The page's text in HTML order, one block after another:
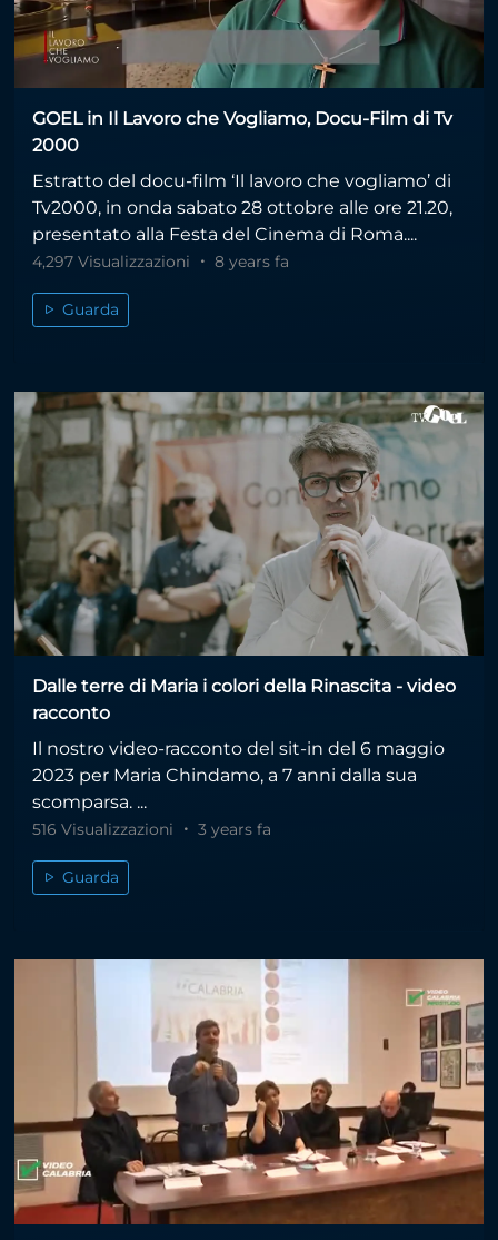
GOEL in Il Lavoro che Vogliamo, Docu-Film di Tv
2000
Estratto del docu-film ‘Il lavoro che vogliamo’ di
Tv2000, in onda sabato 28 ottobre alle ore 21.20,
presentato alla Festa del Cinema di Roma....
4,297 Visualizzazioni 8 years fa
Guarda
Dalle terre di Maria i colori della Rinascita - video
racconto
Il nostro video-racconto del sit-in del 6 maggio
2023 per Maria Chindamo, a 7 anni dalla sua
scomparsa. ...
516 Visualizzazioni 3 years fa
Guarda